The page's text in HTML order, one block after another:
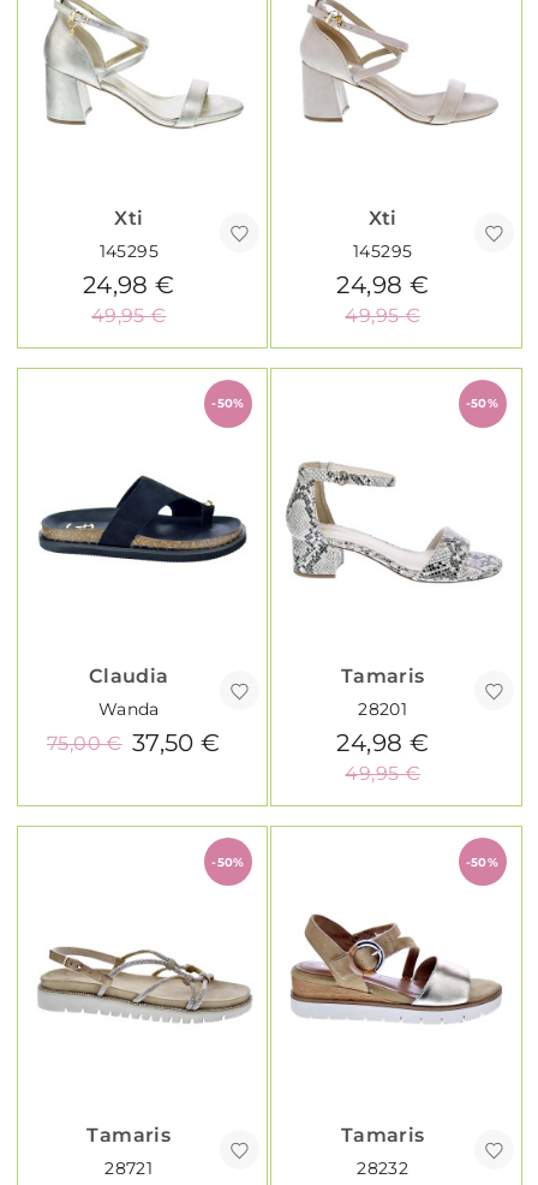
Xti
145295
24,98 €
49,95 €
Xti
145295
24,98 €
49,95 €
-50%
Claudia
Wanda
37,50 €
75,00 €
-50%
Tamaris
28201
24,98 €
49,95 €
-50%
Tamaris
28721
-50%
Tamaris
28232